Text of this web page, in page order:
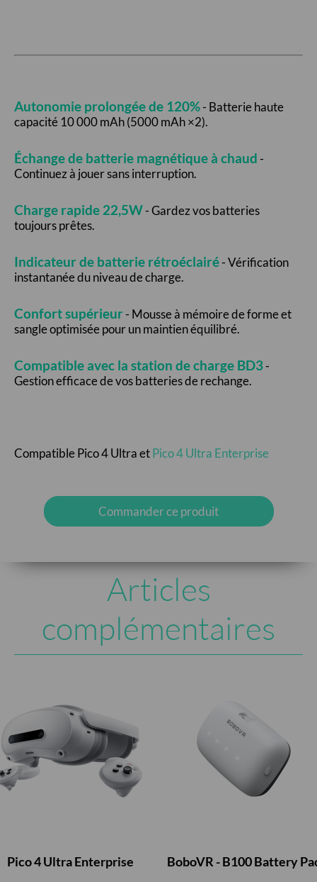
Autonomie prolongée de 120%- Batterie haute
capacité 10 000 mAh (5000 mAh ×2).
Échange de batterie magnétique à chaud-
Continuez à jouer sans interruption.
Charge rapide 22,5W- Gardez vos batteries
toujours prêtes.
Indicateur de batterie rétroéclairé- Vérification
instantanée du niveau de charge.
Confort supérieur- Mousse à mémoire de forme et
sangle optimisée pour un maintien équilibré.
Compatible avec la station de charge BD3-
Gestion efficace de vos batteries de rechange.
Compatible Pico 4 Ultra etPico 4 Ultra Enterprise
Commander ce produit
Articles
complémentaires
Pico 4 Ultra Enterprise BoboVR - B100 Battery